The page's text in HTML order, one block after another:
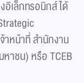
อิเล็กทรอนิกส์ ได้
าหน้าที่ สํานักงาน
หาชน) หรือ TCEB